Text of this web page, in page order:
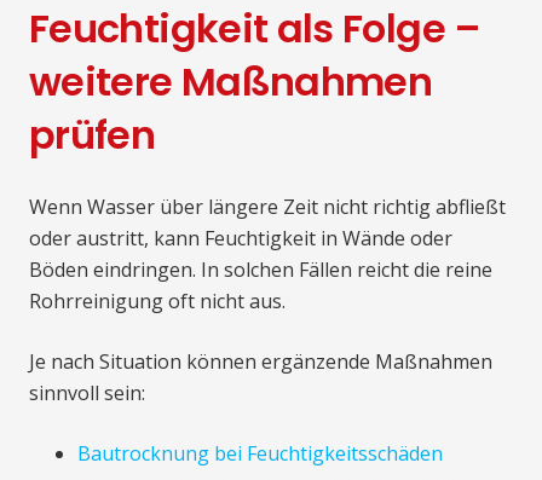
Feuchtigkeit als Folge –
weitere Maßnahmen
prüfen
Wenn Wasser über längere Zeit nicht richtig abfließt
oder austritt, kann Feuchtigkeit in Wände oder
Böden eindringen. In solchen Fällen reicht die reine
Rohrreinigung oft nicht aus.
Je nach Situation können ergänzende Maßnahmen
sinnvoll sein:
Bautrocknung bei Feuchtigkeitsschäden